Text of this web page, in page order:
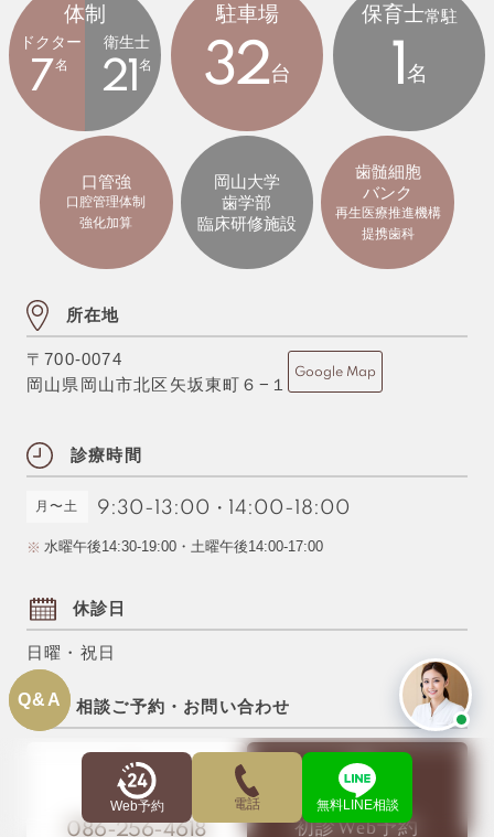
Q&A
Q&A
Web予約 電話 無料LINE相談
体制
ドクター
7 名
衛生士
21名
駐車場
32台
保育士常駐
1名
口管強
口腔管理体制
強化加算
岡山大学
歯学部
臨床研修施設
歯髄細胞
バンク
再生医療推進機構
提携歯科
所在地
〒700-0074
岡山県岡山市北区矢坂東町６−１
Google Map
診療時間
月〜土 9:30-13:00 ・ 14:00-18:00
水曜午後14:30-19:00・土曜午後14:00-17:00
休診日
日曜・祝日
相談ご予約・お問い合わせ
086-256-4618 初診Web予約